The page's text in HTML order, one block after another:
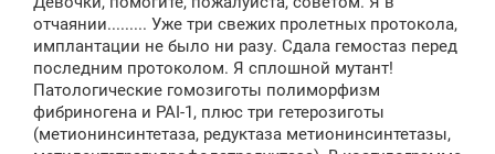
б
щ
н
и
отчаянии......... Уже три свежих пролетных протокола,
имплантации не было ни разу. Сдала гемостаз перед
последним протоколом. Я сплошной мутант!
Патологические гомозиготы полиморфизм
фибриногена и РАI-1, плюс три гетерозиготы
(метионинсинтетаза, редуктаза метионинсинтетазы,